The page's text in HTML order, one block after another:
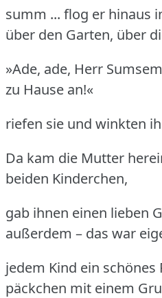
summ ... flog er hinaus
über den Garten, über
»Ade, ade, Herr
zu Hause an!«
riefen sie und winkten
Da kam die Mutter
beiden Kinderchen,
gab ihnen einen lieben
außerdem – das war
jedem Kind ein
päckchen mit einem